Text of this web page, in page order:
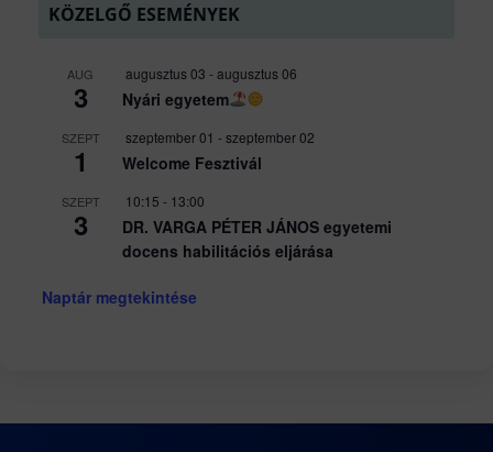
KÖZELGŐ ESEMÉNYEK
AUG
3
augusztus 03 -augusztus 06
Nyári egyetem
SZEPT
1
szeptember 01 -szeptember 02
Welcome Fesztivál
SZEPT
3
10:15 - 13:00
DR. VARGA PÉTER JÁNOS egyetemi
docens habilitációs eljárása
Naptár megtekintése